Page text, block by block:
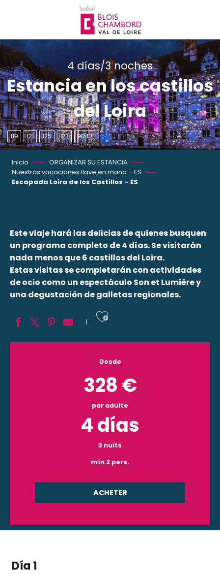
principal
4 días/3 noches
Estancia en los castillos
del Loira
119 121 125 123 9042
Inicio
ORGANIZAR SU ESTANCIA
Nuestras vacaciones llave en mano – ES
Escapada Loira de los Castillos – ES
Este viaje hará las delicias de quienes busquen
un programa completo de 4 días. Se visitarán
nada menos que 6 castillos del Loira.
Estas visitas se completarán con actividades
de ocio como un espectáculo Son et Lumière y
una degustación de galletas regionales.
Ajouter aux
Desde
328 €
par adulte
4 días
3 nuits
mín 2 pers.
ACHETER
Día 1